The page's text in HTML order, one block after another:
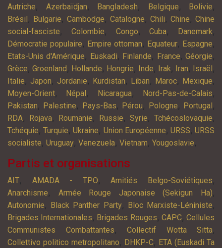
Autriche, Azerbaïdjan, Bangladesh, Belgique, Bolivie,
Brésil , Bulgarie, Cambodge, Catalogne, Chili, Chine, Chine
social-fasciste, Colombie, Congo,Cuba, Danemark,
Démocratie populaire, Empire ottoman, Equateur, Espagne,
Etats-Unis d'Amérique, Euskadi, Finlande, France,Géorgie,
Grèce, Groenland , Hollande, Hongrie, Inde, Irak, Iran, Israël ,
Italie, Japon, Jordanie, Kurdistan, Liban, Maroc, Mexique,
Moyen-Orient, Népal , Nicaragua, Nord-Pas-de-Calais,
Pakistan, Palestine, Pays-Bas, Pérou, Pologne, Portugal ,
RDA, Rojava, Roumanie, Russie, Syrie, Tchécoslovaquie,
Tchéquie,Turquie,Ukraine, Union Européenne, URSS,URSS
socialiste, Uruguay, Venezuela, Vietnam, Yougoslavie,
Partis et organisations
AIT, AMADA - TPO,Amitiés Belgo-Soviétiques,
Anarchisme, Armée Rouge Japonaise (Sekigun Ha),
Autonomie, Black Panther Party, Bloc Marxiste-Léniniste,
Brigades Internationales, Brigades Rouges, CAPC,Cellules
Communistes Combattantes, Collectif Wotta Sitta,
Collettivo politico metropolitano, DHKP-C, ETA (Euskadi Ta